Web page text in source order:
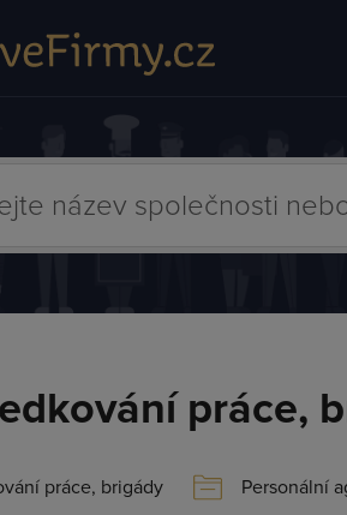
práce,
práce, brigády Personální